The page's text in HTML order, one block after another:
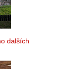
dalších